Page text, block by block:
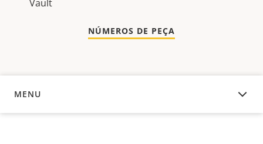
Vault
NÚMEROS DE PEÇA
MENU
VISÃO GERAL